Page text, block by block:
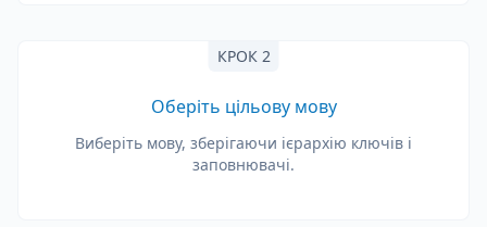
КРОК 2
Оберіть цільову мову
Виберіть мову, зберігаючи ієрархію ключів і
заповнювачі.